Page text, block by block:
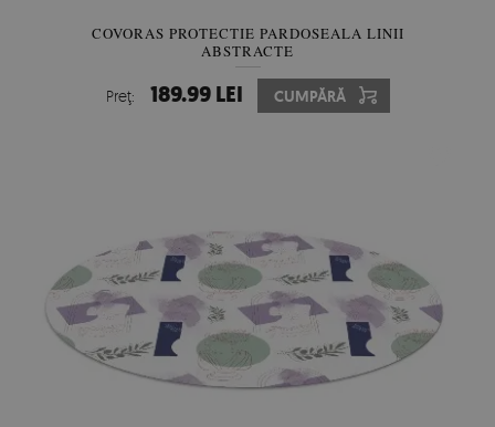
COVORAS PROTECTIE PARDOSEALA LINII
ABSTRACTE
Preţ: 189.99 LEI CUMPĂRĂ